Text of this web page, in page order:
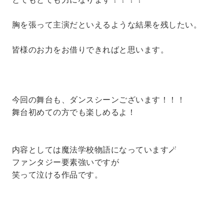
胸を張って主演だといえるような結果を残したい。
皆様のお力をお借りできればと思います。
今回の舞台も、ダンスシーンございます！！！
舞台初めての方でも楽しめるよ！
内容としては魔法学校物語になっています🪄
ファンタジー要素強いですが
笑って泣ける作品です。